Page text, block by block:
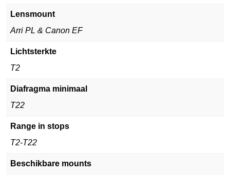
Lensmount
Arri PL & Canon EF
Lichtsterkte
T2
Diafragma minimaal
T22
Range in stops
T2-T22
Beschikbare mounts